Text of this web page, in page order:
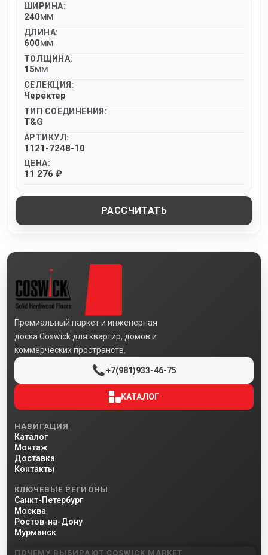
ШИРИНА:
240MM
ДЛИНА:
600MM
ТОЛЩИНА:
15MM
СЕЛЕКЦИЯ:
Черектер
ТИП СОЕДИНЕНИЯ:
T&G
АРТИКУЛ:
1121-7248-10
ЦЕНА:
11 276 ₽
РАССЧИТАТЬ
Премиальный паркет и инженерная
доска Coswick для квартир, домов и
коммерческих пространств.
+7(981)933-46-75
КАТАЛОГ
НАВИГАЦИЯ
Каталог
Монтаж
Доставка
Контакты
КЛЮЧЕВЫЕ РЕГИОНЫ
Санкт-Петербург
Москва
Ростов-на-Дону
Мурманск
ПОЧЕМУ ВЫБИРАЮТ COSWICK MARKET